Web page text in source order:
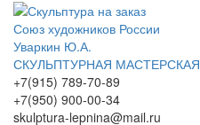
Союз художников России
Уваркин Ю.А.
СКУЛЬПТУРНАЯ МАСТЕРСКАЯ
+7(915) 789-70-89
+7(950) 900-00-34
skulptura-lepnina@mail.ru